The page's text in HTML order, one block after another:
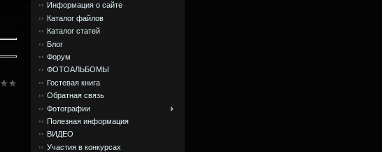
Информация о сайте
Каталог файлов
Каталог статей
Блог
Форум
ФОТОАЛЬБОМЫ
Гостевая книга
Обратная связь
Фотографии
Полезная информация
ВИДЕО
Участия в конкурсах